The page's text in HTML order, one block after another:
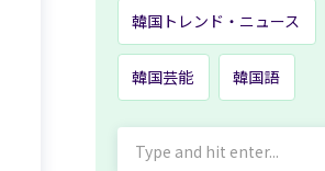
韓国トレンド・ニュース
韓国芸能 韓国語